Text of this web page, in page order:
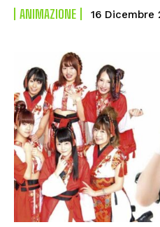
ANIMAZIONE 16 Dicembre